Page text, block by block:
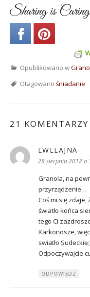
Sharing is Caring
Opublikowano w
Otagowano śniadanie
21 KOMENTARZY
EWELAJNA
28 sierpnia 2012 o
Granola, na
przyrządzenie…
Coś mi się
światło końca
tego Ci
Karkonosze,
swiatło
Odpoczywajcie
ODPOWIEDZ